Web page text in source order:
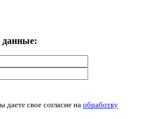
данные:
свое согласие на обработку